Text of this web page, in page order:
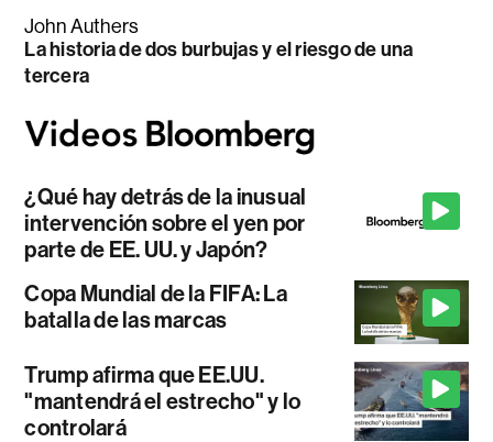
John Authers
La historia de dos burbujas y el riesgo de una
tercera
¿Qué hay detrás de la inusual
intervención sobre el yen por
parte de EE. UU. y Japón?
Copa Mundial de la FIFA: La
batalla de las marcas
Trump afirma que EE.UU.
"mantendrá el estrecho" y lo
controlará